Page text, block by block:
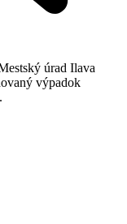
úrad Ilava
výpadok